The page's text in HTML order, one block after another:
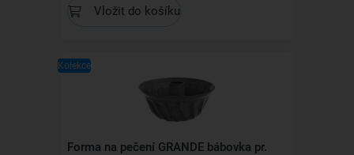
Vložit do košíku
Kolekce
Forma na pečení GRANDE bábovka pr.